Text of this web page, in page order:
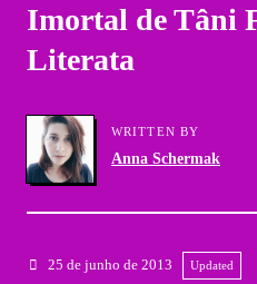
Imortal de Tâni
Literata
WRITTEN BY
Anna Schermak
25 de junho de 2013 Updated